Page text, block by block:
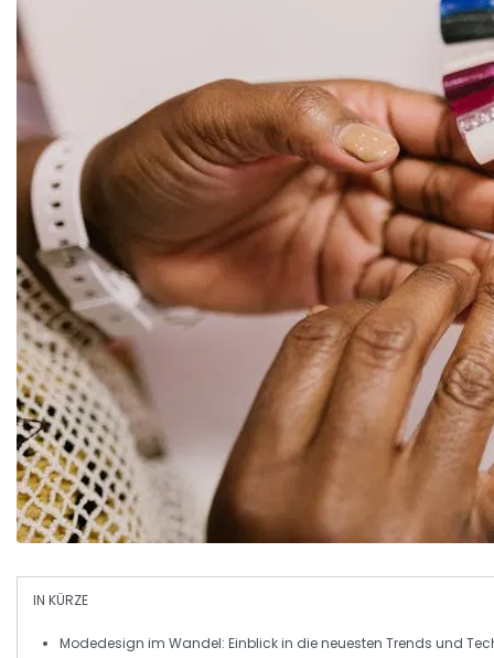
IN KÜRZE
Modedesign im Wandel: Einblick in dieneuesten Trends und